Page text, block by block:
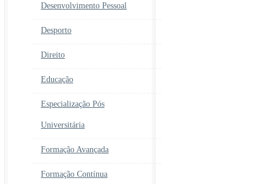
Desenvolvimento Pessoal
Desporto
Direito
Educação
Especialização Pós
Universitária
Formação Avançada
Formação Contínua